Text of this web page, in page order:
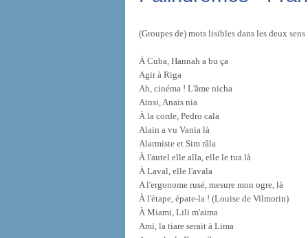
(Groupes de) mots lisibles dans les deux sens
À Cuba, Hannah a bu ça
Agir à Riga
Ah, cinéma ! L'âme nicha
Ainsi, Anaïs nia
À la corde, Pedro cala
Alain a vu Vania là
Alarmiste et Sim râla
À l'autel elle alla, elle le tua là
À Laval, elle l'avala
A l'ergonome rusé, mesure mon ogre, là
À l'étape, épate-la ! (Louise de Vilmorin)
À Miami, Lili m'aima
Ami, la tiare serait à Lima